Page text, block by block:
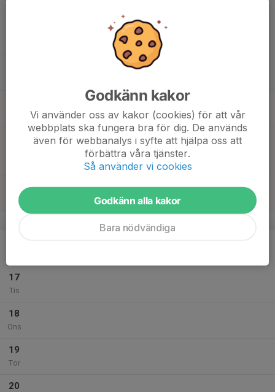
Sundcupen Kiosk
Arbete Sundcup Matservering
18:00
Sekretariat
Nordic hallen
14:00
Match mot IFK Sundsvall
SundCupen 2026
Nordichallen
17:00
Arbete Sundcupen Slutstäd
Nordichallen
17
Tis
18
Ons
19
Tor
20
Godkänn kakor
Vi använder oss av kakor (cookies) för att vår
webbplats ska fungera bra för dig. De används
även för webbanalys i syfte att hjälpa oss att
förbättra våra tjänster.
Så använder vi cookies
Godkänn alla kakor
Bara nödvändiga